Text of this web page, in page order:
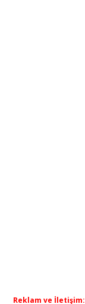
Reklam ve İletişim: